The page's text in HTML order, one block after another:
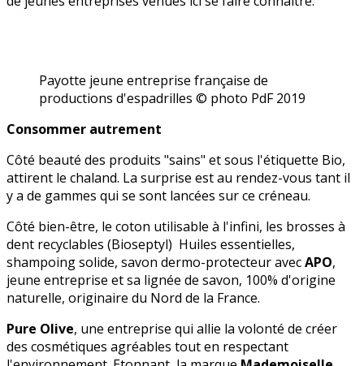
Payotte jeune entreprise française de
productions d'espadrilles © photo PdF 2019
Consommer autrement
Côté beauté des produits "sains" et sous l'étiquette Bio,
attirent le chaland. La surprise est au rendez-vous tant il
y a de gammes qui se sont lancées sur ce créneau.
Côté bien-être, le coton utilisable à l'infini, les brosses à
dent recyclables (Bioseptyl) Huiles essentielles,
shampoing solide, savon dermo-protecteur avecAPO,
jeune entreprise et sa lignée de savon, 100% d'origine
naturelle, originaire du Nord de la France.
Pure Olive, une entreprise qui allie la volonté de créer
des cosmétiques agréables tout en respectant